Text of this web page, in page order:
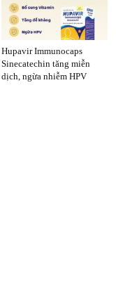
Hupavir Immunocaps
Sinecatechin tăng miễn
dịch, ngừa nhiễm HPV